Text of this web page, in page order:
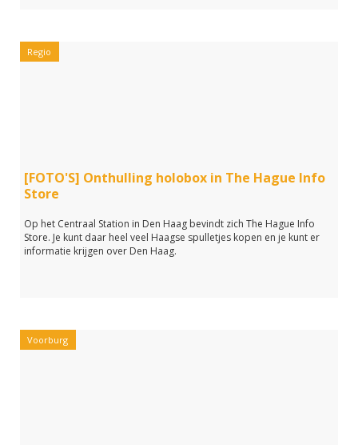
Regio
[FOTO'S] Onthulling holobox in The Hague Info
Store
Op het Centraal Station in Den Haag bevindt zich The Hague Info
Store. Je kunt daar heel veel Haagse spulletjes kopen en je kunt er
informatie krijgen over Den Haag.
Voorburg